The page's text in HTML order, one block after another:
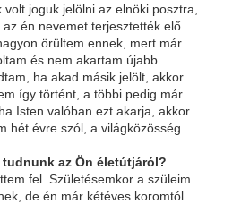
joguk jelölni az elnöki posztra,
én nevemet terjesztették elő.
örültem ennek, mert már
és nem akartam újabb
ha akad másik jelölt, akkor
így történt, a többi pedig már
Isten valóban ezt akarja, akkor
hét évre szól, a világközösség
az Ön életútjáról?
fel. Születésemkor a szüleim
de én már kétéves koromtól